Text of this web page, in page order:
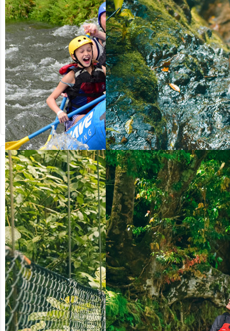
ab US$90.50
RIVER RAFTING
Costa Rica
ab US$
123.00
LOST CANYON
Costa Rica